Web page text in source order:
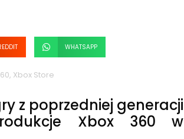
WHATSAPP
, Xbox Store
z poprzedniej generacji
Xbox 360 w